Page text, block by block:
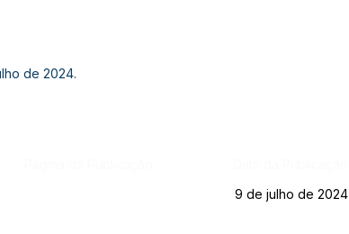
de 2024.
9 de julho de 2024